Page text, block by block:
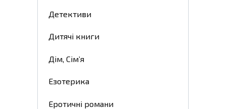
Детективи
Дитячі книги
Дім, Сім’я
Езотерика
Еротичні романи